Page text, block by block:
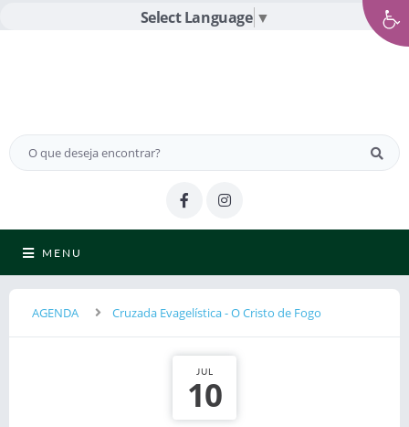
Select Language ▼
MENU
AGENDA Cruzada Evagelística - O Cristo de Fogo
JUL
10